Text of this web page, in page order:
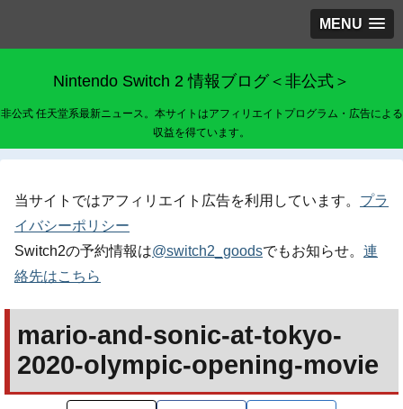
MENU
Nintendo Switch 2 情報ブログ＜非公式＞
非公式 任天堂系最新ニュース。本サイトはアフィリエイトプログラム・広告による
収益を得ています。
当サイトではアフィリエイト広告を利用しています。 プラ
イバシーポリシー
Switch2の予約情報は@switch2_goodsでもお知らせ。 連
絡先はこちら
mario-and-sonic-at-tokyo-
2020-olympic-opening-movie